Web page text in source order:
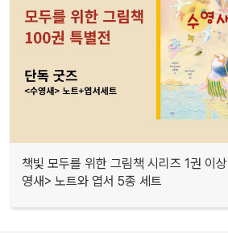
책빛 모두를 위한 그림책 시리즈 1권 이
영새> 노트와 엽서 5종 세트